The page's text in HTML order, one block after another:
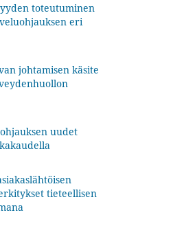
toteutuminen
eri
johtamisen käsite
uudet
tieteellisen